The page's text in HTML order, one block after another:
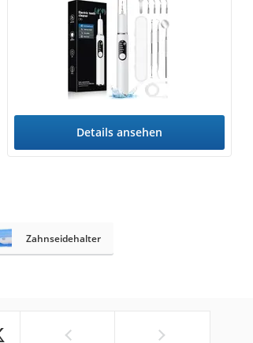
Details ansehen
Zahnseidehalter